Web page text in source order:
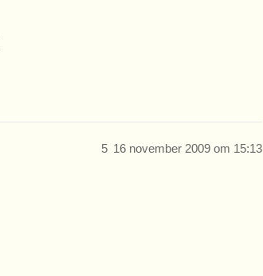
16 november 2009 om 15:13
5